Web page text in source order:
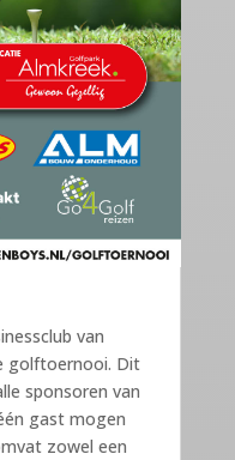
van
golftoernooi. Dit
sponsoren van
gast mogen
zowel een